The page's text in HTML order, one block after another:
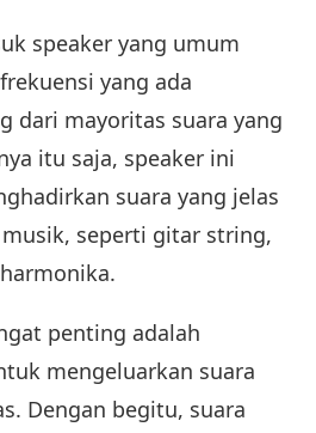
speaker yang umum
yang ada
dari mayoritas suara yang
itu saja, speaker ini
suara yang jelas
seperti gitar string,
penting adalah
mengeluarkan suara
Dengan begitu, suara